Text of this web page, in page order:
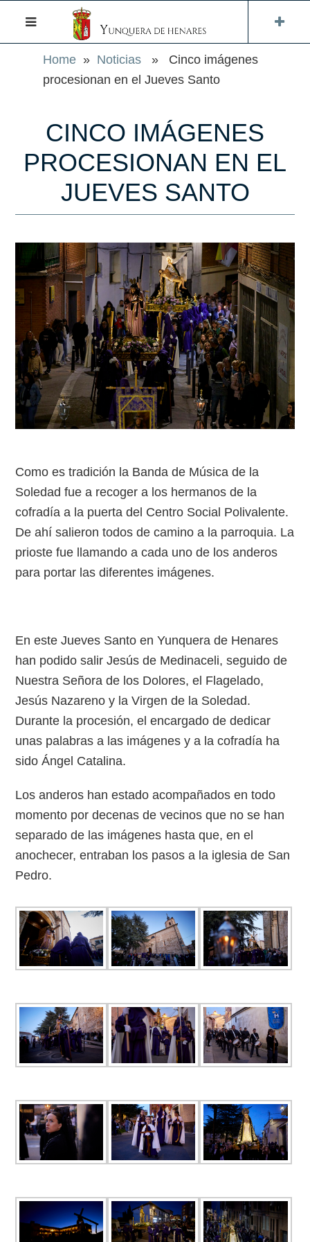
Home » Noticias » Cinco imágenes
procesionan en el Jueves Santo
CINCO IMÁGENES
PROCESIONAN EN EL
JUEVES SANTO
Como es tradición la Banda de Música de la
Soledad fue a recoger a los hermanos de la
cofradía a la puerta del Centro Social Polivalente.
De ahí salieron todos de camino a la parroquia. La
prioste fue llamando a cada uno de los anderos
para portar las diferentes imágenes.
En este Jueves Santo en Yunquera de Henares
han podido salir Jesús de Medinaceli, seguido de
Nuestra Señora de los Dolores, el Flagelado,
Jesús Nazareno y la Virgen de la Soledad.
Durante la procesión, el encargado de dedicar
unas palabras a las imágenes y a la cofradía ha
sido Ángel Catalina.
Los anderos han estado acompañados en todo
momento por decenas de vecinos que no se han
separado de las imágenes hasta que, en el
anochecer, entraban los pasos a la iglesia de San
Pedro.